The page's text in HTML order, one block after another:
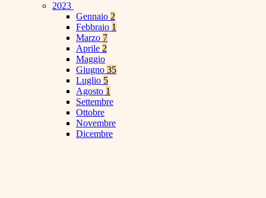
2023
Gennaio 2
Febbraio 1
Marzo 7
Aprile 2
Maggio
Giugno 35
Luglio 5
Agosto 1
Settembre
Ottobre
Novembre
Dicembre